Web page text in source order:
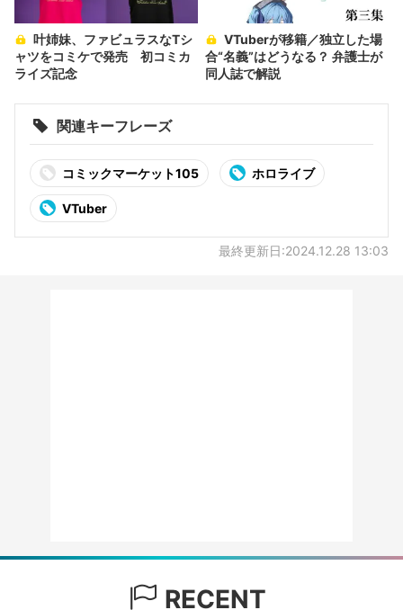
ャツをコミケで発売 初コミカ
ライズ記念
合“名義”はどうなる？ 弁護士が
同人誌で解説
関連キーフレーズ
コミックマーケット105 ホロライブ
VTuber
最終更新日:2024.12.28 13:03
RECENT